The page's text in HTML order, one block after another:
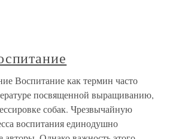
Воспитание как термин часто
посвященной выращиванию,
собак. Чрезвычайную
воспитания единодушно